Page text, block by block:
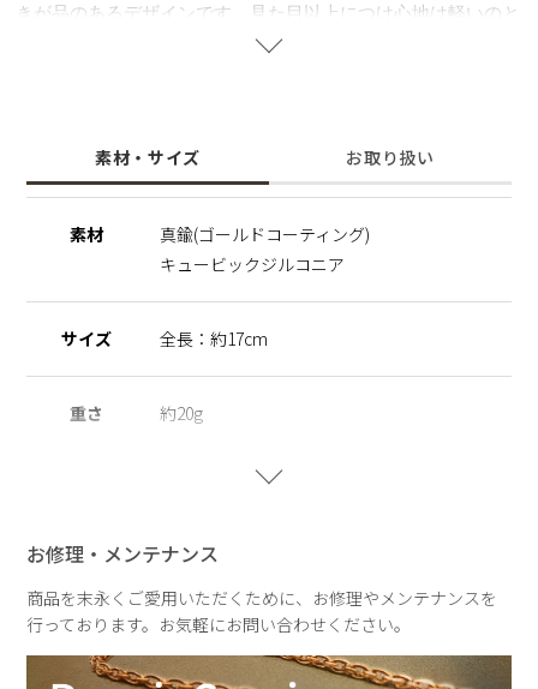
きが品のあるデザインです。見た目以上につけ心地は軽いのと
大ぶりチェーンが手首を華奢に見せてくれるのも嬉しいポイン
素材・サイズ お取り扱い
素材
真鍮(ゴールドコーティング)
キュービックジルコニア
サイズ 全長：約17cm
重さ 約20g
お修理・メンテナンス
商品を末永くご愛用いただくために、お修理やメンテナンスを
行っております。お気軽にお問い合わせください。